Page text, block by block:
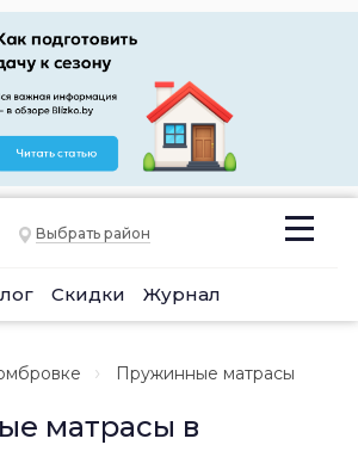
Выбрать район
Скидки Журнал
Пружинные матрасы
матрасы в